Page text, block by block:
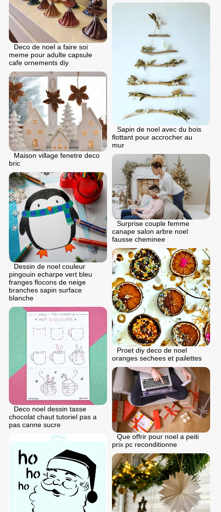
Deco de noel a faire soi
meme pour adulte capsule
cafe ornements diy
Sapin de noel avec du bois
flottant pour accrocher au
mur
Maison village fenetre deco
bric
Surprise couple femme
canape salon arbre noel
fausse cheminee
Dessin de noel couleur
pingouin echarpe vert bleu
franges flocons de neige
branches sapin surface
blanche
Proet diy deco de noel
oranges sechees et pailettes
Deco noel dessin tasse
chocolat chaut tutoriel pas a
pas canne sucre
Que offrir pour noel a peiti
prix pc reconditionne